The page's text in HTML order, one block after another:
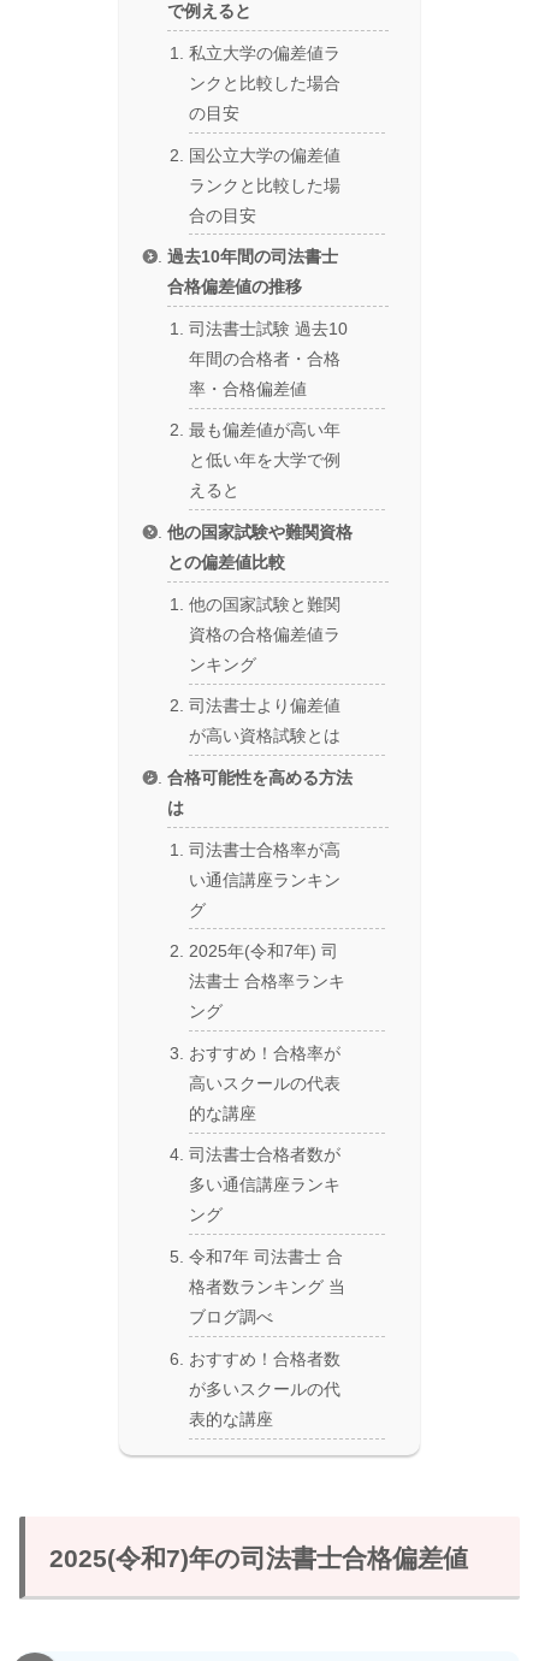
で例えると
私立大学の偏差値ラ
ンクと比較した場合
の目安
国公立大学の偏差値
ランクと比較した場
合の目安
過去10年間の司法書士
合格偏差値の推移
司法書士試験 過去10
年間の合格者・合格
率・合格偏差値
最も偏差値が高い年
と低い年を大学で例
えると
他の国家試験や難関資格
との偏差値比較
他の国家試験と難関
資格の合格偏差値ラ
ンキング
司法書士より偏差値
が高い資格試験とは
合格可能性を高める方法
は
司法書士合格率が高
い通信講座ランキン
グ
2025年(令和7年) 司
法書士 合格率ランキ
ング
おすすめ！合格率が
高いスクールの代表
的な講座
司法書士合格者数が
多い通信講座ランキ
ング
令和7年 司法書士 合
格者数ランキング 当
ブログ調べ
おすすめ！合格者数
が多いスクールの代
表的な講座
2025(令和7)年の司法書士合格偏差値